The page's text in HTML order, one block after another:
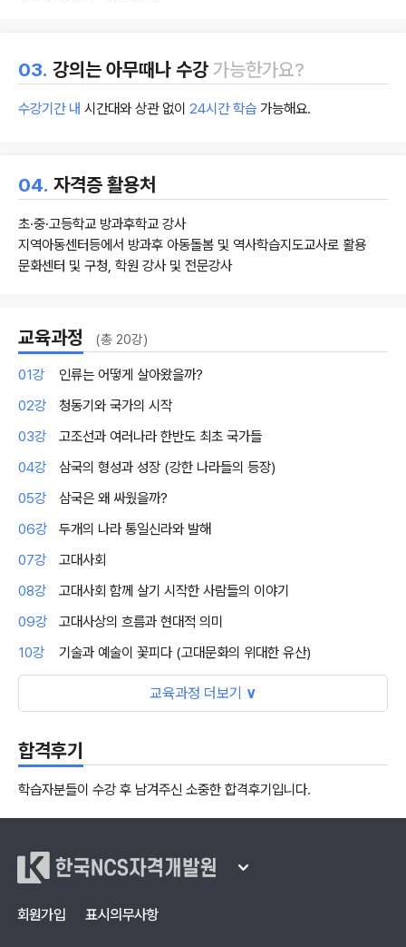
03. 강의는 아무때나 수강 가능한가요?
수강기간 내 시간대와 상관 없이 24시간 학습 가능해요.
04. 자격증 활용처
초·중·고등학교 방과후학교 강사
지역아동센터등에서 방과후 아동돌봄 및 역사학습지도교사로 활용
문화센터 및 구청, 학원 강사 및 전문강사
교육과정 (총 20강)
01강
인류는 어떻게 살아왔을까?
02강
청동기와 국가의 시작
03강
고조선과 여러나라 한반도 최초 국가들
04강
삼국의 형성과 성장 (강한 나라들의 등장)
05강
삼국은 왜 싸웠을까?
06강
두개의 나라 통일신라와 발해
07강
고대사회
08강
고대사회 함께 살기 시작한 사람들의 이야기
09강
고대사상의 흐름과 현대적 의미
10강
기술과 예술이 꽃피다 (고대문화의 위대한 유산)
교육과정 더보기 ∨
합격후기
학습자분들이 수강 후 남겨주신 소중한 합격후기입니다.
한국NCS자격개발원
회원가입 표시의무사항